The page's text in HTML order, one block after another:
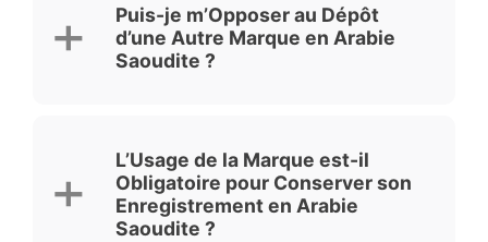
Puis-je m’Opposer au Dépôt
d’une Autre Marque en Arabie
Saoudite ?
L’Usage de la Marque est-il
Obligatoire pour Conserver son
Enregistrement en Arabie
Saoudite ?